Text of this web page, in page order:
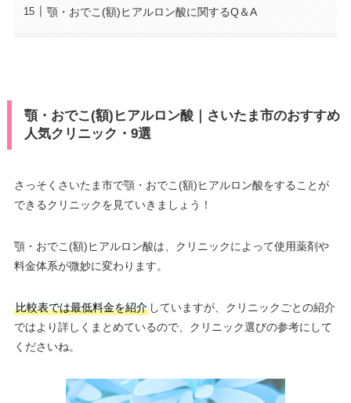
顎・おでこ(額)ヒアルロン酸に関するQ＆A
顎・おでこ(額)ヒアルロン酸｜さいたま市のおすすめ
人気クリニック・9選
さっそくさいたま市で顎・おでこ(額)ヒアルロン酸をすることが
できるクリニックを見ていきましょう！
顎・おでこ(額)ヒアルロン酸は、クリニックによって使用薬剤や
料金体系が微妙に変わります。
比較表では最低料金を紹介していますが、クリニックごとの紹介
ではより詳しくまとめているので、クリニック選びの参考にして
くださいね。